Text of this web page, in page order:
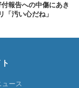
報告への中傷にあき
「汚い心だね」
ース